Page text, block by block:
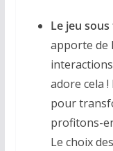
Le jeu
apporte de
adore cela
pour
profitons-
Le choix